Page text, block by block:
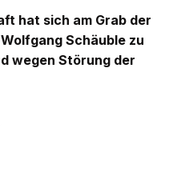
hat sich am Grab der
Schäuble zu
wegen Störung der